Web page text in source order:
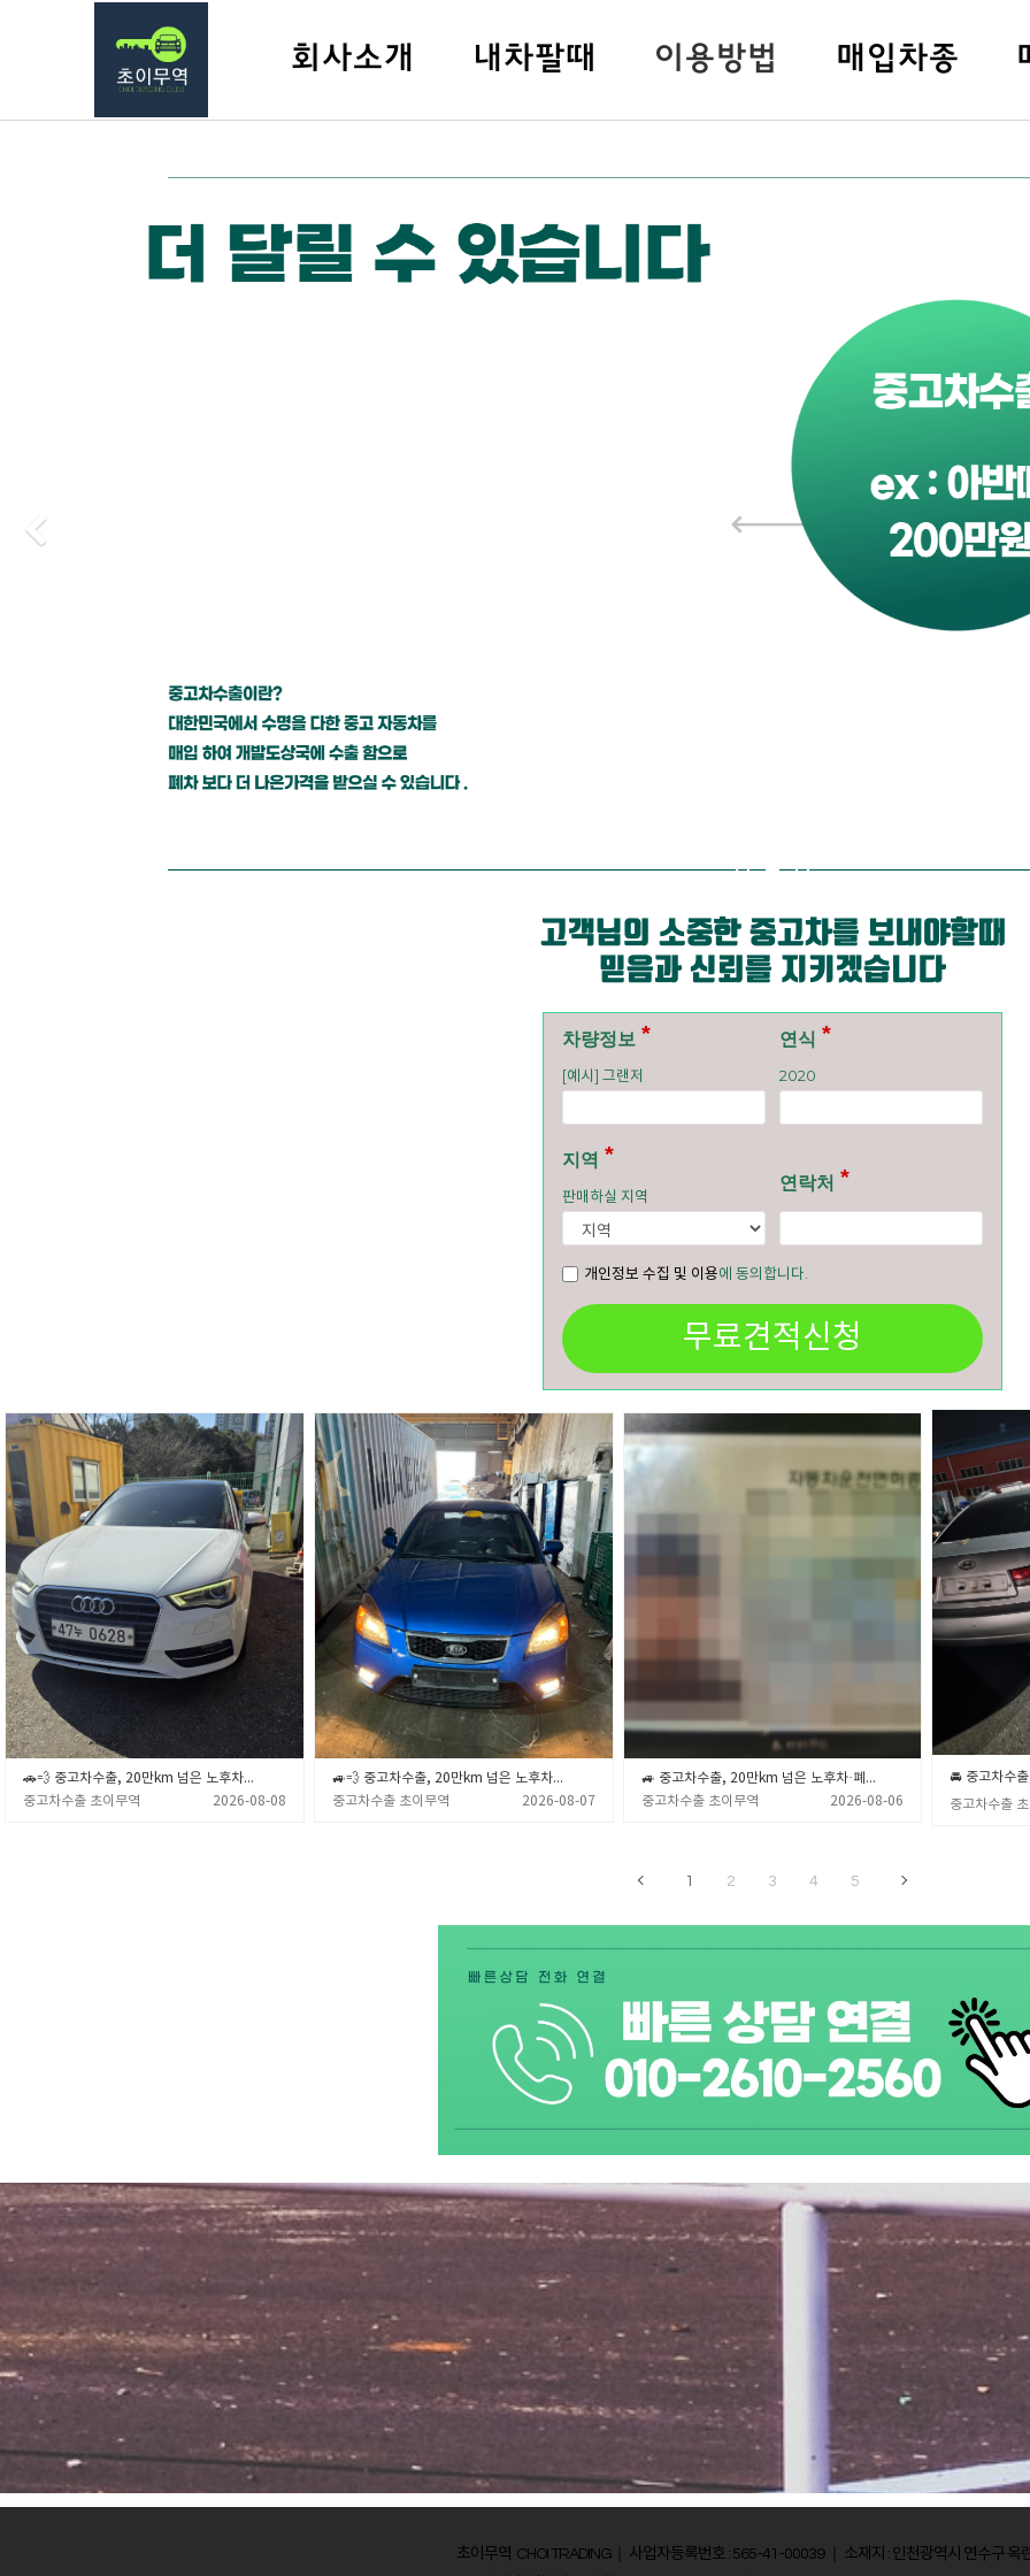
회사소개 내차팔때 이용방법 매입차종
고객님의 소중한 중고차를 보내야할때
믿음과 신뢰를 지키겠습니다
차량정보
[예시] 그랜저
연식
2020
지역
판매하실 지역
연락처
개인정보 수집 및 이용에 동의합니다.
무료견적신청
🚗💨 중고차수출, 20만km 넘은 노후차·폐차 직전 차량 제값 받고 파는 확실한 노하우 🎯✨ (중고차수출 초이무역)
중고차수출 초이무역
2026-08-08
🚙💨 중고차수출, 20만km 넘은 노후차·폐차 직전 차량 제값 받고 파는 확실한 노하우 🎯✨ (중고차수출 초이무역)
중고차수출 초이무역
2026-08-07
🚙 중고차수출, 20만km 넘은 노후차·폐차 직전 차량 제값 받고 파는 확실한 노하우 💡 (중고차수출 초이무역)
중고차수출 초이무역
2026-08-06 중고차수출
1 2 3 4 5
초이무역 CHOI TRADING｜ 사업자등록번호 : 565-41-00039 ｜ 소재지 : 인천광역시 연수구 옥